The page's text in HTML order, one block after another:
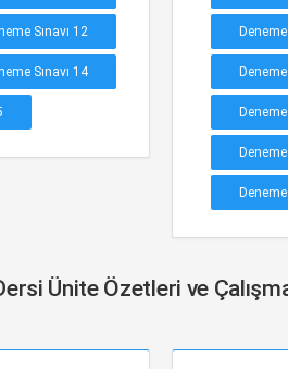
Sınavı 12
Sınavı 14
Deneme
Deneme
Deneme
Deneme
Deneme
Ünite Özetleri ve